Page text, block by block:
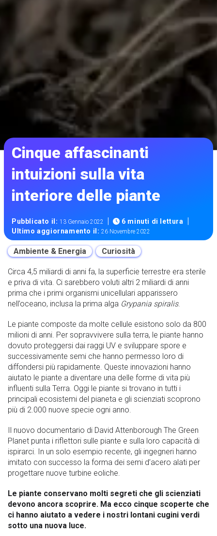
Cinque affascinanti
intuizioni sulla vita
interiore delle piante
Pubblicato il:13 Gennaio 2022 | 6 minuti di lettura |
Ultimo aggiornamento il:26 Novembre 2022
Ambiente & Energia Curiosità
Circa 4,5 miliardi di anni fa, la superficie terrestre era sterile
e priva di vita. Ci sarebbero voluti altri 2 miliardi di anni
prima che i primi organismi unicellulari apparissero
nell’oceano, inclusa la prima alga Grypania spiralis.
Le piante composte da molte cellule esistono solo da 800
milioni di anni. Per sopravvivere sulla terra, le piante hanno
dovuto proteggersi dai raggi UV e sviluppare spore e
successivamente semi che hanno permesso loro di
diffondersi più rapidamente. Queste innovazioni hanno
aiutato le piante a diventare una delle forme di vita più
influenti sulla Terra. Oggi le piante si trovano in tutti i
principali ecosistemi del pianeta e gli scienziati scoprono
più di 2.000 nuove specie ogni anno.
Il nuovo documentario di David Attenborough The Green
Planet punta i riflettori sulle piante e sulla loro capacità di
ispirarci. In un solo esempio recente, gli ingegneri hanno
imitato con successo la forma dei semi d’acero alati per
progettare nuove turbine eoliche.
Le piante conservano molti segreti che gli scienziati
devono ancora scoprire. Ma ecco cinque scoperte che
ci hanno aiutato a vedere i nostri lontani cugini verdi
sotto una nuova luce.